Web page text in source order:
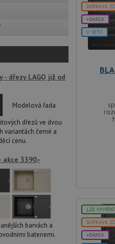
- dřezy LAGO již od
Modelová řada
dřezů ve dvou
variantách černé a
cenu.
akce 3390,-
barvách a
bateriemi.
DOPRAVA
+DÁREK
V SETU
LZE
DOPRAVA
+DÁREK
_ga_9T91YFLEPX
__Secure-YNID